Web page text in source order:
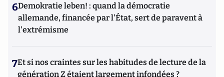
6Demokratie leben! : quand la démocratie
allemande, financée par l'État, sert de paravent à
l'extrémisme
7Et si nos craintes sur les habitudes de lecture de la
génération Z étaient largement infondées ?